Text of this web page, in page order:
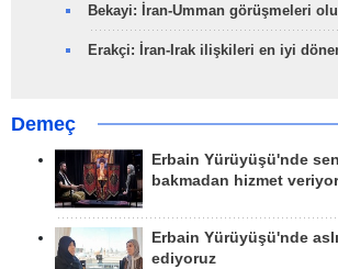
Bekayi: İran-Umman görüşmeleri
Erakçi: İran-Irak ilişkileri en iyi
Demeç
Erbain Yürüyüşü'nde
bakmadan hizmet
Erbain Yürüyüşü'nde
ediyoruz